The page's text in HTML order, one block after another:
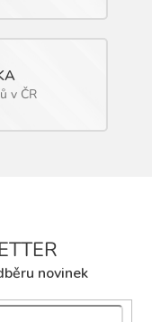
v ČR
novinek